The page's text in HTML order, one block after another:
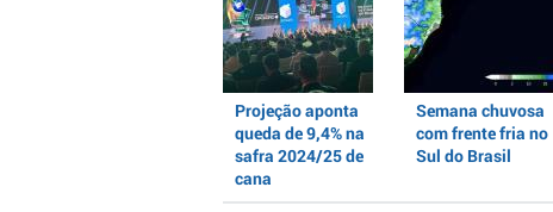
Projeção aponta
queda de 9,4% na
safra 2024/25 de
cana
Semana chuvosa
com frente fria no
Sul do Brasil